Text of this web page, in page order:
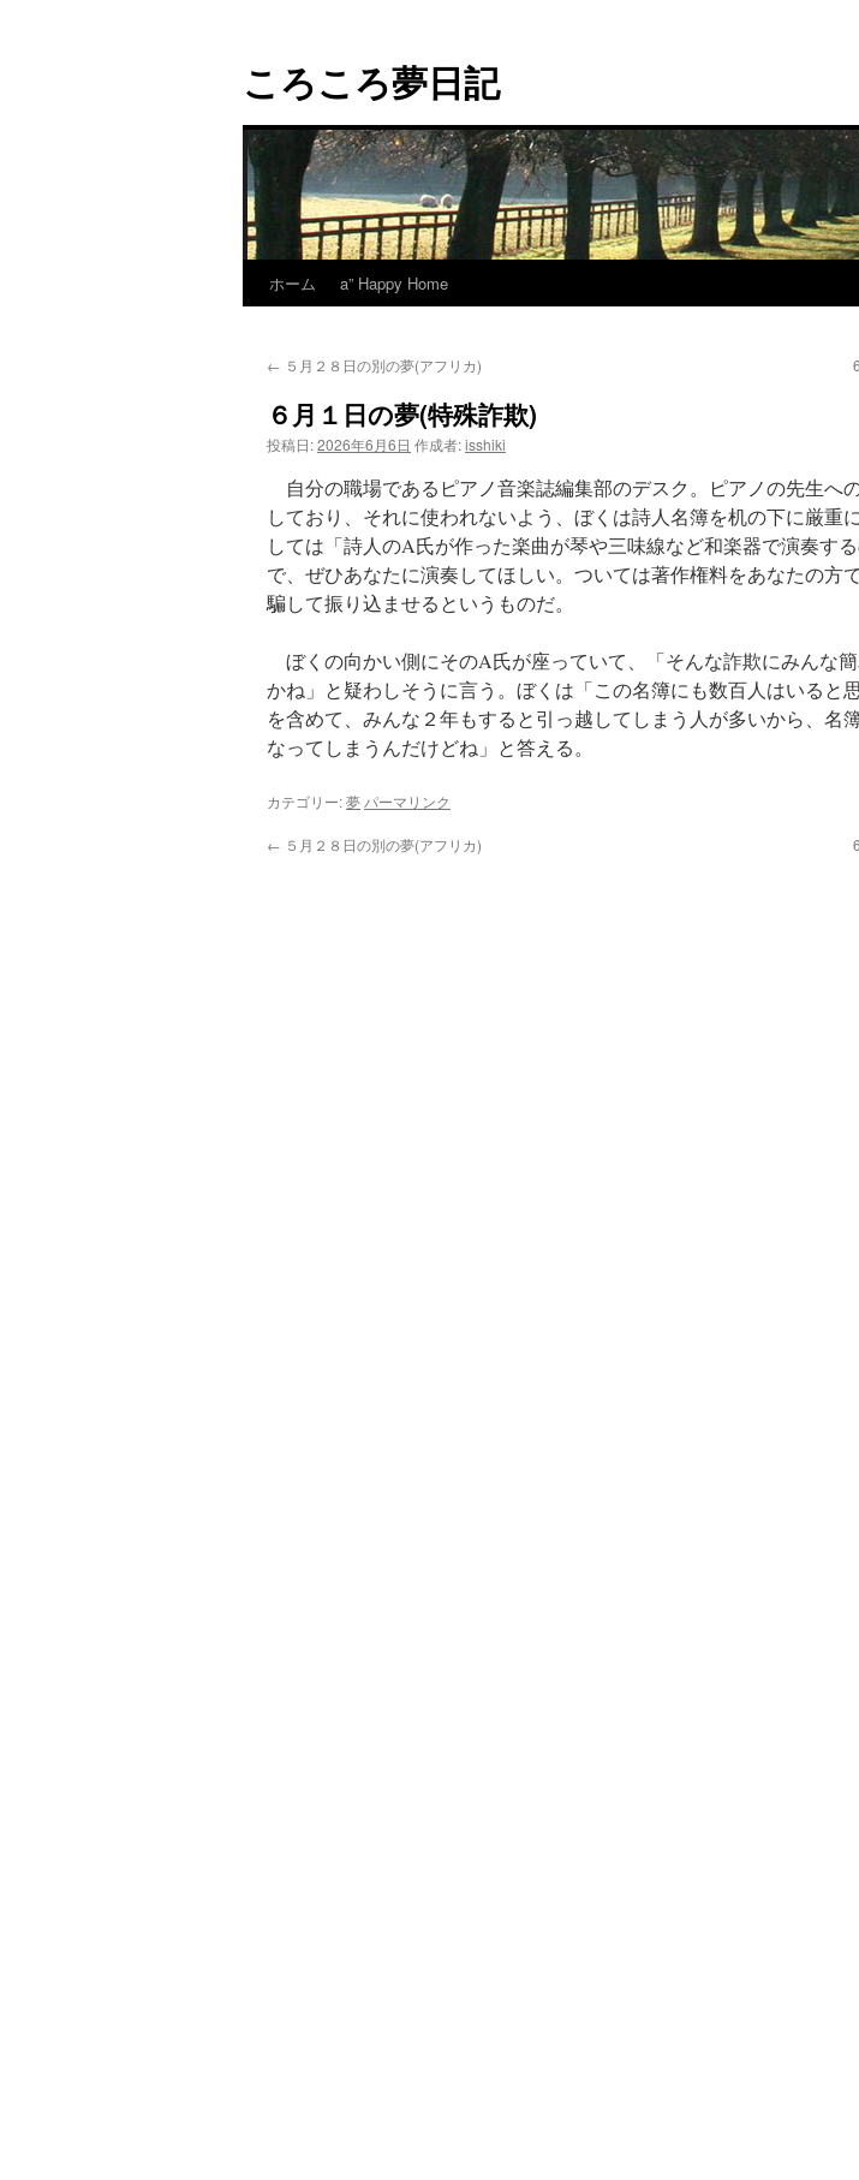
テ
ン
へ
ス
キ
ッ
プ
ころころ夢日記
ホーム a” Happy Home
← ５月２８日の別の夢(アフリカ)
６月１日の夢(特殊詐欺)
投稿日:2026年6月6日 作成者:isshiki
自分の職場であるピアノ音楽誌編集部のデスク。ピアノの先生へ
しており、それに使われないよう、ぼくは詩人名簿を机の下に厳重
しては「詩人のA氏が作った楽曲が琴や三味線など和楽器で演奏す
で、ぜひあなたに演奏してほしい。ついては著作権料をあなたの方
騙して振り込ませるというものだ。
ぼくの向かい側にそのA氏が座っていて、「そんな詐欺にみんな
かね」と疑わしそうに言う。ぼくは「この名簿にも数百人はいると
を含めて、みんな２年もすると引っ越してしまう人が多いから、名
なってしまうんだけどね」と答える。
カテゴリー:夢 パーマリンク
← ５月２８日の別の夢(アフリカ)